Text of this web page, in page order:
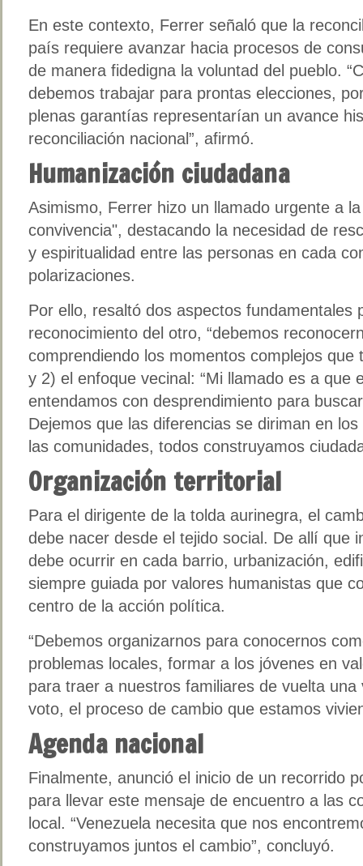
En este contexto, Ferrer señaló que la
país requiere avanzar hacia procesos de
de manera fidedigna la voluntad del pueblo.
debemos trabajar para prontas elecciones,
plenas garantías representarían un avance
reconciliación nacional”, afirmó.
Humanización ciudadana
Asimismo, Ferrer hizo un llamado urgente a
convivencia", destacando la necesidad de
y espiritualidad entre las personas en cada
polarizaciones.
Por ello, resaltó dos aspectos fundamentales
reconocimiento del otro, “debemos
comprendiendo los momentos complejos que
y 2) el enfoque vecinal: “Mi llamado es a que
entendamos con desprendimiento para
Dejemos que las diferencias se diriman en
las comunidades, todos construyamos
Organización territorial
Para el dirigente de la tolda aurinegra, el
debe nacer desde el tejido social. De allí que
debe ocurrir en cada barrio, urbanización,
siempre guiada por valores humanistas que
centro de la acción política.
“Debemos organizarnos para conocernos
problemas locales, formar a los jóvenes en
para traer a nuestros familiares de vuelta
voto, el proceso de cambio que estamos
Agenda nacional
Finalmente, anunció el inicio de un recorrido
para llevar este mensaje de encuentro a las
local. “Venezuela necesita que nos
construyamos juntos el cambio”, concluyó.